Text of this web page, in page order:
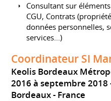
Consultant sur
CGU, Contrats
données personnelles,
services...)
Coordinateur SI
Keolis Bordeaux
2016 à septembre 2018
Bordeaux
France